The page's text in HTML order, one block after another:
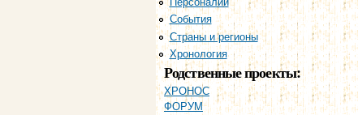
События
Страны и регионы
Хронология
Родственные проекты:
ХРОНОС
ФОРУМ